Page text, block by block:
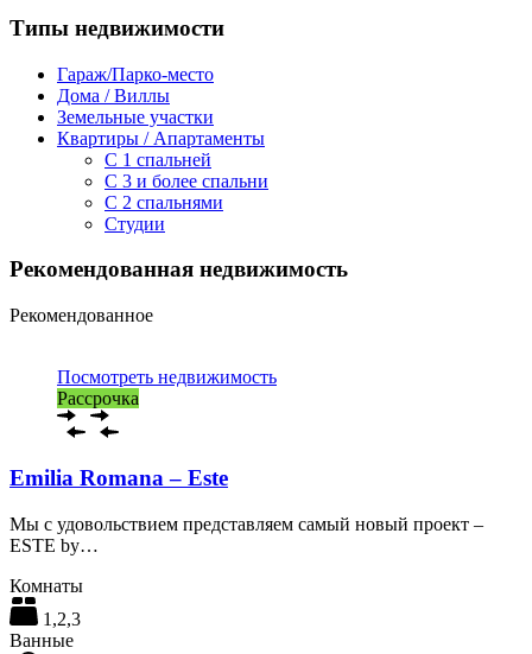
Типы недвижимости
Гараж/Парко-место
Дома / Виллы
Земельные участки
Квартиры / Апартаменты
C 1 спальней
C 3 и более спальни
С 2 спальнями
Студии
Рекомендованная недвижимость
Рекомендованное
Посмотреть недвижимость
Рассрочка
Emilia Romana – Este
Мы с удовольствием представляем самый новый проект –
ESTE by…
Комнаты
1,2,3
Ванные